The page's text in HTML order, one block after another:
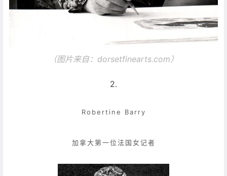
（图片来自： dorsetfinearts.com）
2.
Robertine Barry
加拿大第一位法国女记者